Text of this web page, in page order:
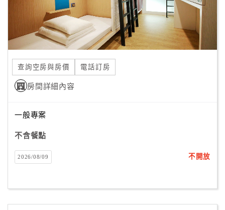
查詢空房與房價 電話訂房
房間詳細內容
一般專案
不含餐點
2026/08/09 不開放